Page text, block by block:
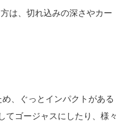
は、切れ込みの深さやカー
、ぐっとインパクトがある
てゴージャスにしたり、様々